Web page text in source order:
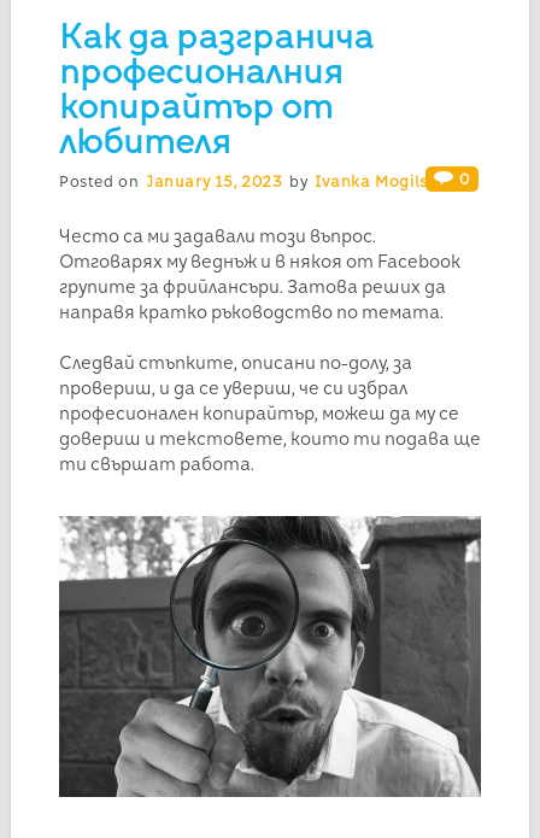
Как да разгранича
професионалния
копирайтър от
любителя
Posted on January 15, 2023 by Ivanka Mogilska 0
Често са ми задавали този въпрос.
Отговарях му веднъж и в някоя от Facebook
групите за фрийлансъри. Затова реших да
направя кратко ръководство по темата.
Следвай стъпките, описани по-долу, за
провериш, и да се увериш, че си избрал
професионален копирайтър, можеш да му се
довериш и текстовете, които ти подава ще
ти свършат работа.